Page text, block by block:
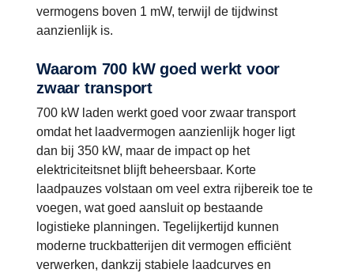
vermogens boven 1 mW, terwijl de tijdwinst
aanzienlijk is.
Waarom 700 kW goed werkt voor
zwaar transport
700 kW laden werkt goed voor zwaar transport
omdat het laadvermogen aanzienlijk hoger ligt
dan bij 350 kW, maar de impact op het
elektriciteitsnet blijft beheersbaar. Korte
laadpauzes volstaan om veel extra rijbereik toe te
voegen, wat goed aansluit op bestaande
logistieke planningen. Tegelijkertijd kunnen
moderne truckbatterijen dit vermogen efficiënt
verwerken, dankzij stabiele laadcurves en